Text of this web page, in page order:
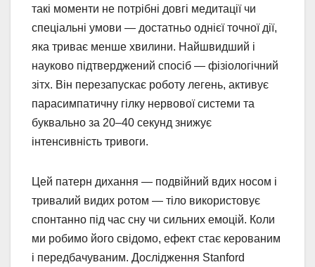
такі моменти не потрібні довгі медитації чи
спеціальні умови — достатньо однієї точної дії,
яка триває менше хвилини. Найшвидший і
науково підтверджений спосіб — фізіологічний
зітх. Він перезапускає роботу легень, активує
парасимпатичну гілку нервової системи та
буквально за 20–40 секунд знижує
інтенсивність тривоги.
Цей патерн дихання — подвійний вдих носом і
тривалий видих ротом — тіло використовує
спонтанно під час сну чи сильних емоцій. Коли
ми робимо його свідомо, ефект стає керованим
і передбачуваним. Дослідження Stanford